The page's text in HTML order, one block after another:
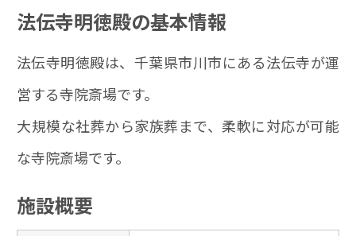
法伝寺明徳殿の基本情報
法伝寺明徳殿は、千葉県市川市にある法伝寺が運
営する寺院斎場です。
大規模な社葬から家族葬まで、柔軟に対応が可能
な寺院斎場です。
施設概要